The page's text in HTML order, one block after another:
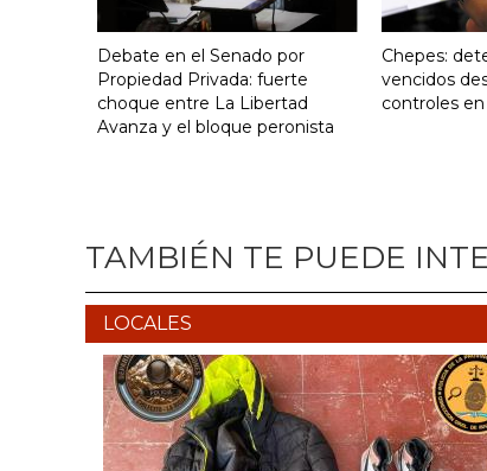
Debate en el Senado por
Propiedad Privada: fuerte
choque entre La Libertad
Avanza y el bloque peronista
Chepes:
vencidos
controles
TAMBIÉN TE PUEDE
LOCALES